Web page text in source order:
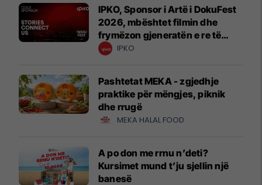
IPKO, Sponsor i Artë i DokuFest
2026, mbështet filmin dhe
frymëzon gjeneratën e re të
krijuesve
IPKO
Pashtetat MEKA - zgjedhje
praktike për mëngjes, piknik
dhe rrugë
MEKA HALAL FOOD
A po don me rrnu n’deti?
Kursimet mund t’ju sjellin një
banesë